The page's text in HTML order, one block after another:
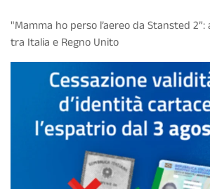
"Mamma ho perso l’aereo da Stansted 2”:
tra Italia e Regno Unito